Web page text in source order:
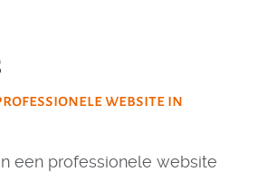
website in
een professionele website